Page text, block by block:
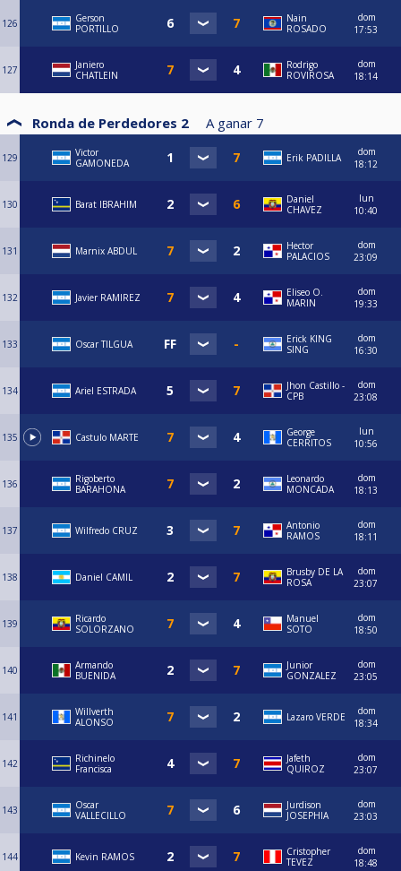
126
Gerson
PORTILLO
Nain
ROSADO
dom
17:53
127
Janiero
CHATLEIN
Rodrigo
ROVIROSA
dom
18:14
Ronda de Perdedores 2 A ganar 7
129
Victor
GAMONEDA
Erik PADILLA
dom
18:12
130 Barat IBRAHIM
Daniel
CHAVEZ
lun
10:40
131 Marnix ABDUL
Hector
PALACIOS
dom
23:09
132 Javier RAMIREZ
Eliseo O.
MARIN
dom
19:33
133 Oscar TILGUA
Erick KING
SING
dom
16:30
134 Ariel ESTRADA
Jhon Castillo -
CPB
dom
23:08
135 Castulo MARTE
George
CERRITOS
lun
10:56
136
Rigoberto
BARAHONA
Leonardo
MONCADA
dom
18:13
137 Wilfredo CRUZ
Antonio
RAMOS
dom
18:11
138 Daniel CAMIL
Brusby DE LA
ROSA
dom
23:07
139
Ricardo
SOLORZANO
Manuel
SOTO
dom
18:50
140
Armando
BUENIDA
Junior
GONZALEZ
dom
23:05
141
Willverth
ALONSO
Lazaro VERDE
dom
18:34
142
Richinelo
Francisca
Jafeth
QUIROZ
dom
23:07
143
Oscar
VALLECILLO
Jurdison
JOSEPHIA
dom
23:03
144 Kevin RAMOS
Cristopher
TEVEZ
dom
18:48